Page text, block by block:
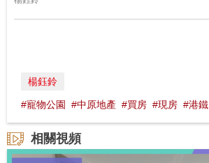
楊鈺鈴
#寵物公園 #中原地產 #買房 #現房 #港鐵
相關視頻